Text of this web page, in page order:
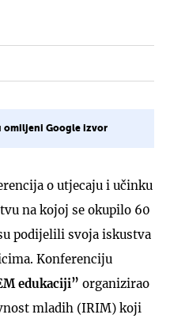
omiljeni Google izvor
o utjecaju i učinku
na kojoj se okupilo 60
podijelili svoja iskustva
Konferenciju
edukaciji” organizirao
mladih (IRIM) koji